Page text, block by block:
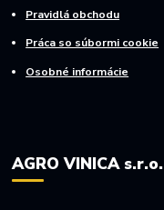
Pravidlá obchodu
Práca so súbormi cookie
Osobné informácie
AGRO VINICA s.r.o.